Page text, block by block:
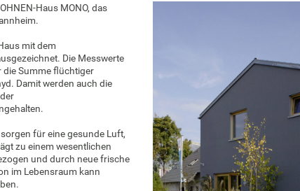
Haus MONO, das
mit dem
Die Messwerte
Summe flüchtiger
Damit werden auch die
für eine gesunde Luft,
zu einem wesentlichen
und durch neue frische
im Lebensraum kann